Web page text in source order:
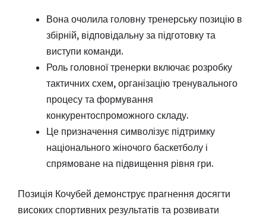
Вона очолила головну тренерську позицію в
збірній, відповідальну за підготовку та
виступи команди.
Роль головної тренерки включає розробку
тактичних схем, організацію тренувального
процесу та формування
конкурентоспроможного складу.
Це призначення символізує підтримку
національного жіночого баскетболу і
спрямоване на підвищення рівня гри.
Позиція Кочубей демонструє прагнення досягти
високих спортивних результатів та розвивати